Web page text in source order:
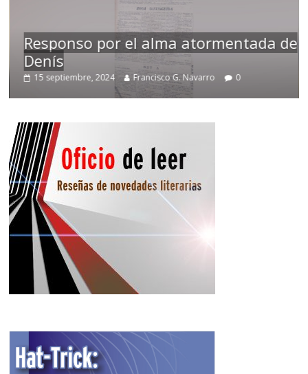
por el alma atormentada de
2024 Francisco G. Navarro 0